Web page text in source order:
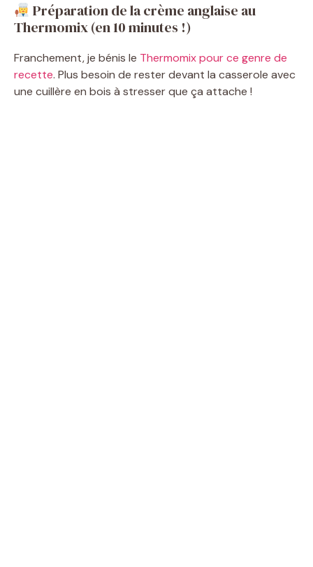
Préparation de la crème anglaise au
Thermomix (en 10 minutes !)
Franchement, je bénis le Thermomix pour ce genre de
recette. Plus besoin de rester devant la casserole avec
une cuillère en bois à stresser que ça attache !